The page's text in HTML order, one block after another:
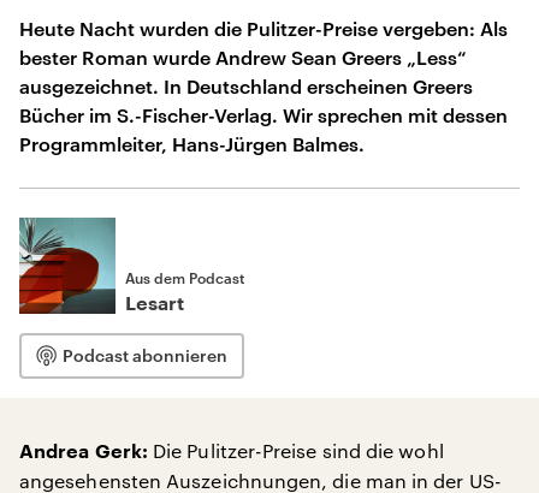
Heute Nacht wurden die Pulitzer-Preise vergeben: Als
bester Roman wurde Andrew Sean Greers „Less“
ausgezeichnet. In Deutschland erscheinen Greers
Bücher im S.-Fischer-Verlag. Wir sprechen mit dessen
Programmleiter, Hans-Jürgen Balmes.
Aus dem Podcast
Lesart
Podcast abonnieren
Andrea Gerk: Die Pulitzer-Preise sind die wohl
angesehensten Auszeichnungen, die man in der US-